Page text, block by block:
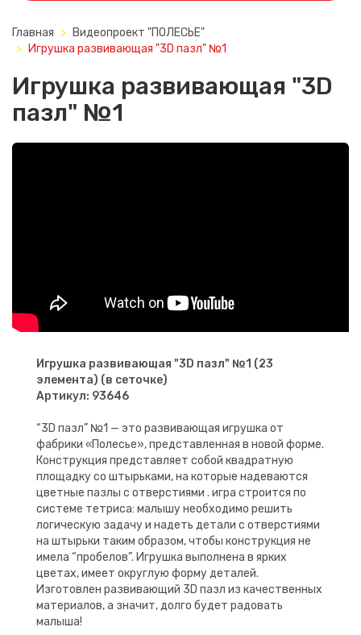
Главная
Видеопроект "ПОЛЕСЬЕ"
Игрушка развивающая "3D пазл" №1
Игрушка развивающая "3D
пазл" №1
Игрушка развивающая "3D пазл" №1 (23
элемента) (в сеточке)
Артикул: 93646
“3D пазл” №1 — это развивающая игрушка от
фабрики «Полесье», представленная в новой форме.
Конструкция представляет собой квадратную
площадку со штырьками, на которые надеваются
цветные пазлы с отверстиями . игра строится по
системе тетриса: малышу необходимо решить
логическую задачу и надеть детали с отверстиями
на штырьки таким образом, чтобы конструкция не
имела “пробелов”. Игрушка выполнена в ярких
цветах, имеет округлую форму деталей.
Изготовлен развивающий 3D пазл из качественных
материалов, а значит, долго будет радовать
малыша!